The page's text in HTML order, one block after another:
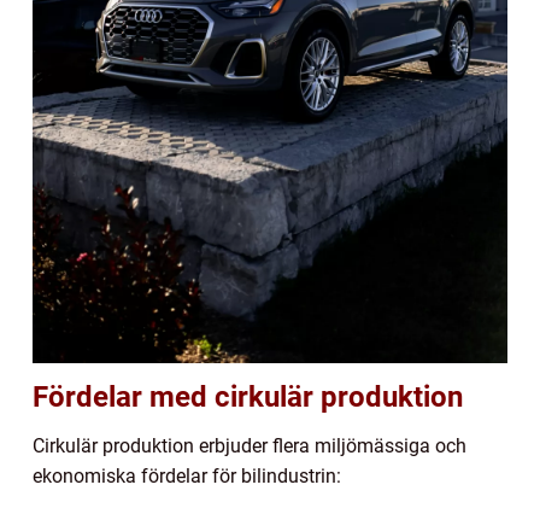
Fördelar med cirkulär produktion
Cirkulär produktion erbjuder flera miljömässiga och
ekonomiska fördelar för bilindustrin: